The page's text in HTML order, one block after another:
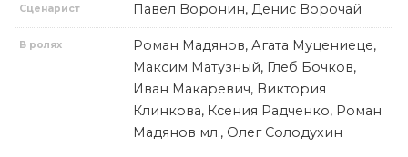
Сценарист Павел Воронин, Денис Ворочай
В ролях
Роман Мадянов, Агата Муцениеце,
Максим Матузный, Глеб Бочков,
Иван Макаревич, Виктория
Клинкова, Ксения Радченко, Роман
Мадянов мл., Олег Солодухин